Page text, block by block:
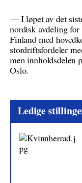
— I løpet av det
nordisk avdeling
Finland med
stordriftsfordeler
men innholdsdelen
Oslo.
Ledige